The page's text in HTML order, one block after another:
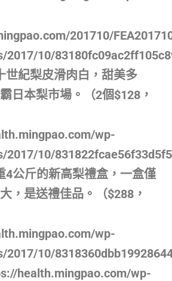
201710/
2017/10/
紀梨皮滑肉白，甜美多
日本梨市場。（2個$128，
wp-
2017/10/
公斤的新高梨禮盒，一盒僅
，是送禮佳品。（$288，
wp-
2017/10/
health.mingpao.com/wp-